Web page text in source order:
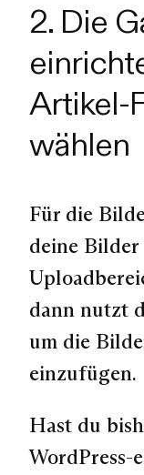
2. Die
Artikel-
wählen
Für die
deine
dann nutzt
um die
einzufügen.
Hast du
WordPress-